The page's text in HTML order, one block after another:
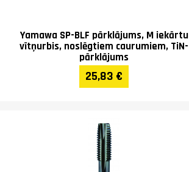
Yamawa SP-BLF pārklājums, M iekārtu
vītņurbis, noslēgtiem caurumiem, TiN-
pārklājums
25,83 €